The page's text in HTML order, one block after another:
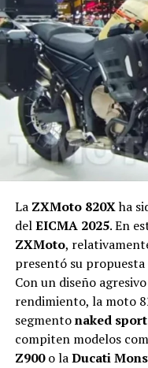
La ZXMoto 820Xha
delEICMA 2025. En
ZXMoto,
presentó su propuesta
Con un diseño
rendimiento, la moto
segmentonaked
compiten modelos
Z900o laDucati